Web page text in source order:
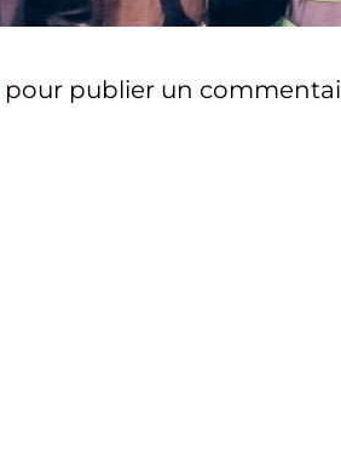
pour publier un